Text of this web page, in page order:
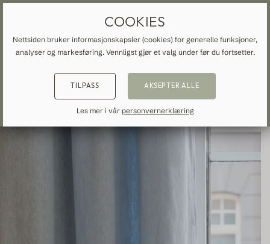
MADE-TO-MEASURE
ALLE GARDINER OG DRAPERINGER
ABOUT VEOLIN
ALLE GARDINER OG DRAPERINGER
COOKIES
Nettsiden bruker informasjonskapsler (cookies) for generelle funksjoner,
analyser og markesføring. Vennligst gjør et valg under før du fortsetter.
TILPASS AKSEPTER ALLE
Les mer i vår personvernerklæring